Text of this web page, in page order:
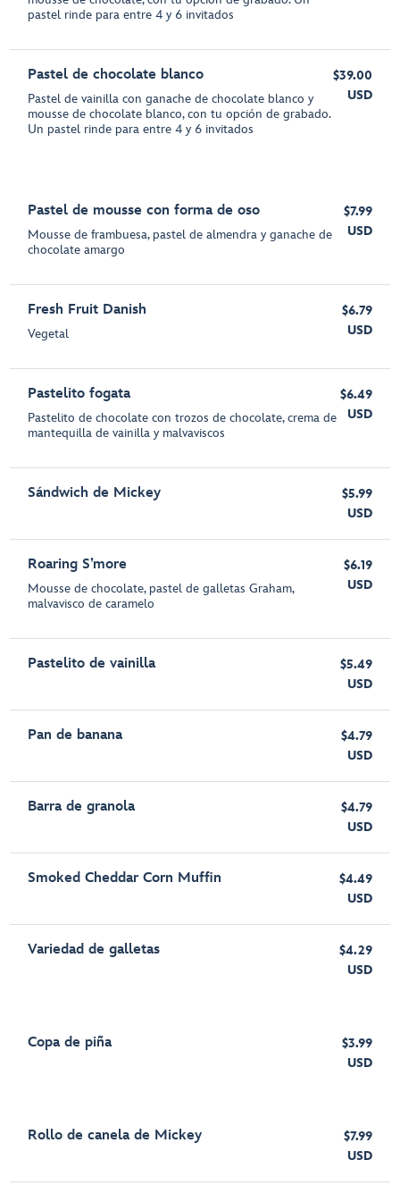
pastel rinde para entre 4 y 6 invitados
Pastel de chocolate blanco
Pastel de vainilla con ganache de chocolate blanco y
mousse de chocolate blanco, con tu opción de grabado.
Un pastel rinde para entre 4 y 6 invitados
$39.00
USD
Pastel de mousse con forma de oso
Mousse de frambuesa, pastel de almendra y ganache de
chocolate amargo
$7.99
USD
Fresh Fruit Danish
Vegetal
$6.79
USD
Pastelito fogata
Pastelito de chocolate con trozos de chocolate, crema de
mantequilla de vainilla y malvaviscos
$6.49
USD
Sándwich de Mickey
$5.99
USD
Roaring S’more
Mousse de chocolate, pastel de galletas Graham,
malvavisco de caramelo
$6.19
USD
Pastelito de vainilla
$5.49
USD
Pan de banana
$4.79
USD
Barra de granola
$4.79
USD
Smoked Cheddar Corn Muffin
$4.49
USD
Variedad de galletas
$4.29
USD
Copa de piña
$3.99
USD
Rollo de canela de Mickey
$7.99
USD